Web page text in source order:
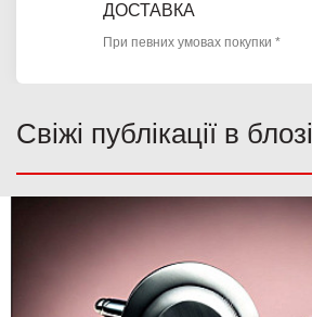
ДОСТАВКА
При певних умовах покупки *
Свіжі публікації в блозі